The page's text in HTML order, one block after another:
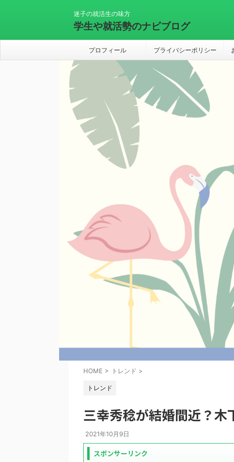
迷子の就活生の味方
学生や就活勢のナビブログ
プロフィール プライバシーポリシー
HOME > トレンド >
トレンド
三幸秀稔が結婚間近？
2021年10月9日
スポンサーリンク